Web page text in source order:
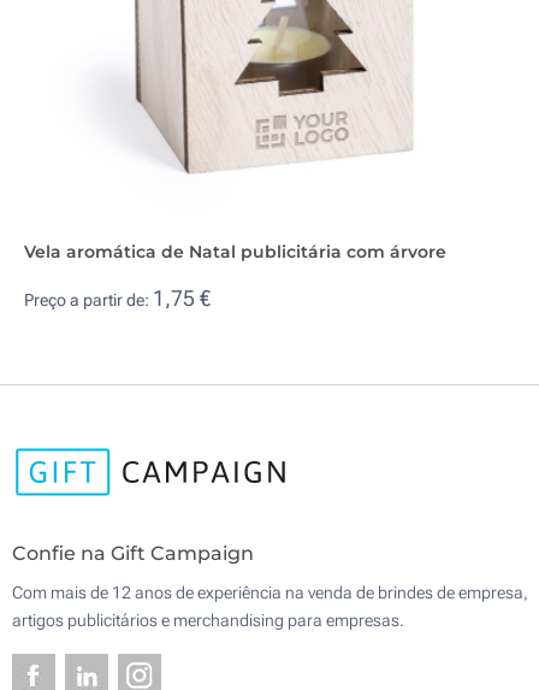
Vela aromática de Natal publicitária com árvore
Preço a partir de: 1,75 €
Confie na Gift Campaign
Com mais de 12 anos de experiência na venda de brindes de empresa,
artigos publicitários e merchandising para empresas.